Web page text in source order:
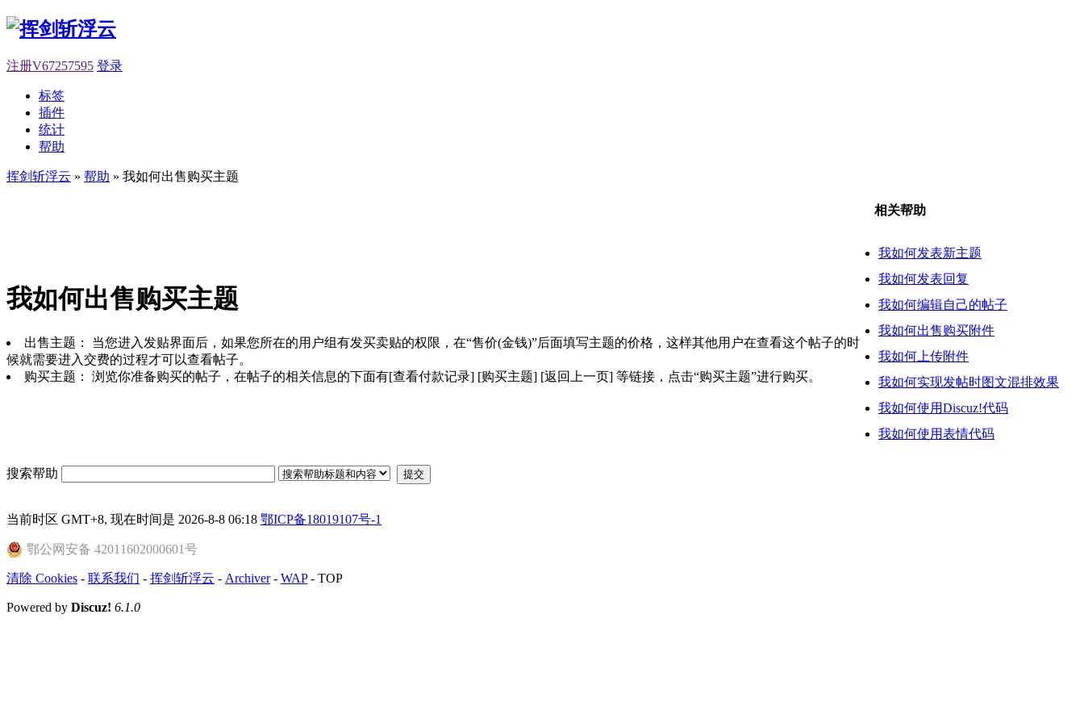
注册V67257595 登录
标签
插件
统计
帮助
挥剑斩浮云 » 帮助 » 我如何出售购买主题
我如何出售购买主题
出售主题： 当您进入发贴界面后，如果您所在的用户组有发买卖贴的权限，在“售价(金钱)”后面填写主题的价格，这样其他用户在查看这个帖子的时
候就需要进入交费的过程才可以查看帖子。
购买主题： 浏览你准备购买的帖子，在帖子的相关信息的下面有[查看付款记录] [购买主题] [返回上一页] 等链接，点击“购买主题”进行购买。
相关帮助
我如何发表新主题
我如何发表回复
我如何编辑自己的帖子
我如何出售购买附件
我如何上传附件
我如何实现发帖时图文混排效果
我如何使用Discuz!代码
我如何使用表情代码
搜索帮助 提交
当前时区 GMT+8, 现在时间是 2026-8-8 06:18 鄂ICP备18019107号-1
鄂公网安备 42011602000601号
清除 Cookies - 联系我们 - 挥剑斩浮云 - Archiver- WAP- TOP
Powered by Discuz! 6.1.0